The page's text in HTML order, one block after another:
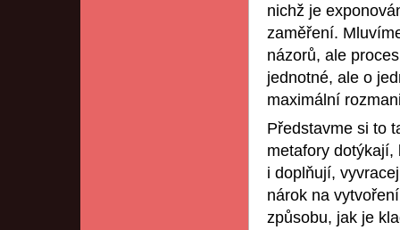
nichž je
zaměření.
názorů, ale
jednotné, ale o
maximální
Představme si to
metafory
i doplňují,
nárok na
způsobu, jak je